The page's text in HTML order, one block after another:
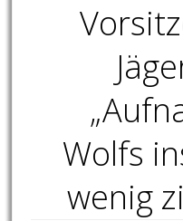
Wolfs
wenig